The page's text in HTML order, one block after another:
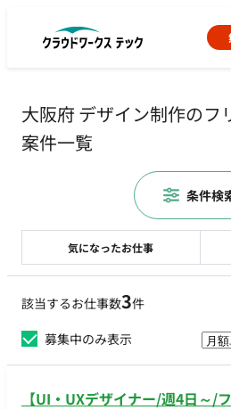
大阪府 デザイン制作のフ
案件一覧
該当するお仕事数3件
募集中のみ表示
【UI・UXデザイナー/週4日～/
気になったお仕事
条件検